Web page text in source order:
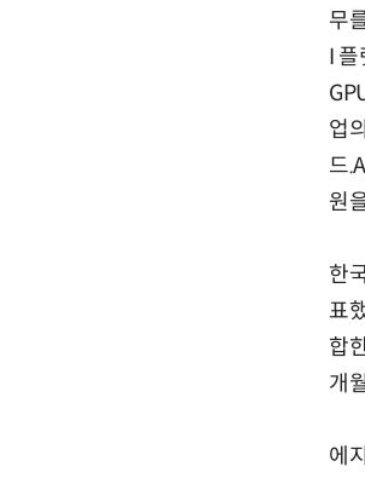
무
I
업
드
원
한
표
합
개
에